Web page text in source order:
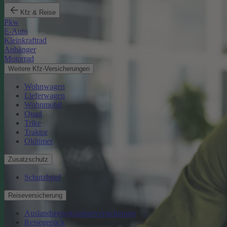
Kfz & Reise
Pkw
E-Auto
Kleinkraftrad
Anhänger
Motorrad
Weitere Kfz-Versicherungen
Wohnwagen
Lieferwagen
Wohnmobil
Quad
Trike
Traktor
Oldtimer
Zusatzschutz
Schutzbrief
Reiseversicherung
Auslandsreisekrankenversicherung
Reisegepäck